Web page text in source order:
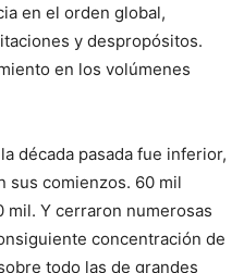
en el orden global,
y despropósitos.
en los volúmenes
década pasada fue inferior,
sus comienzos. 60 mil
Y cerraron numerosas
concentración de
todo las de grandes